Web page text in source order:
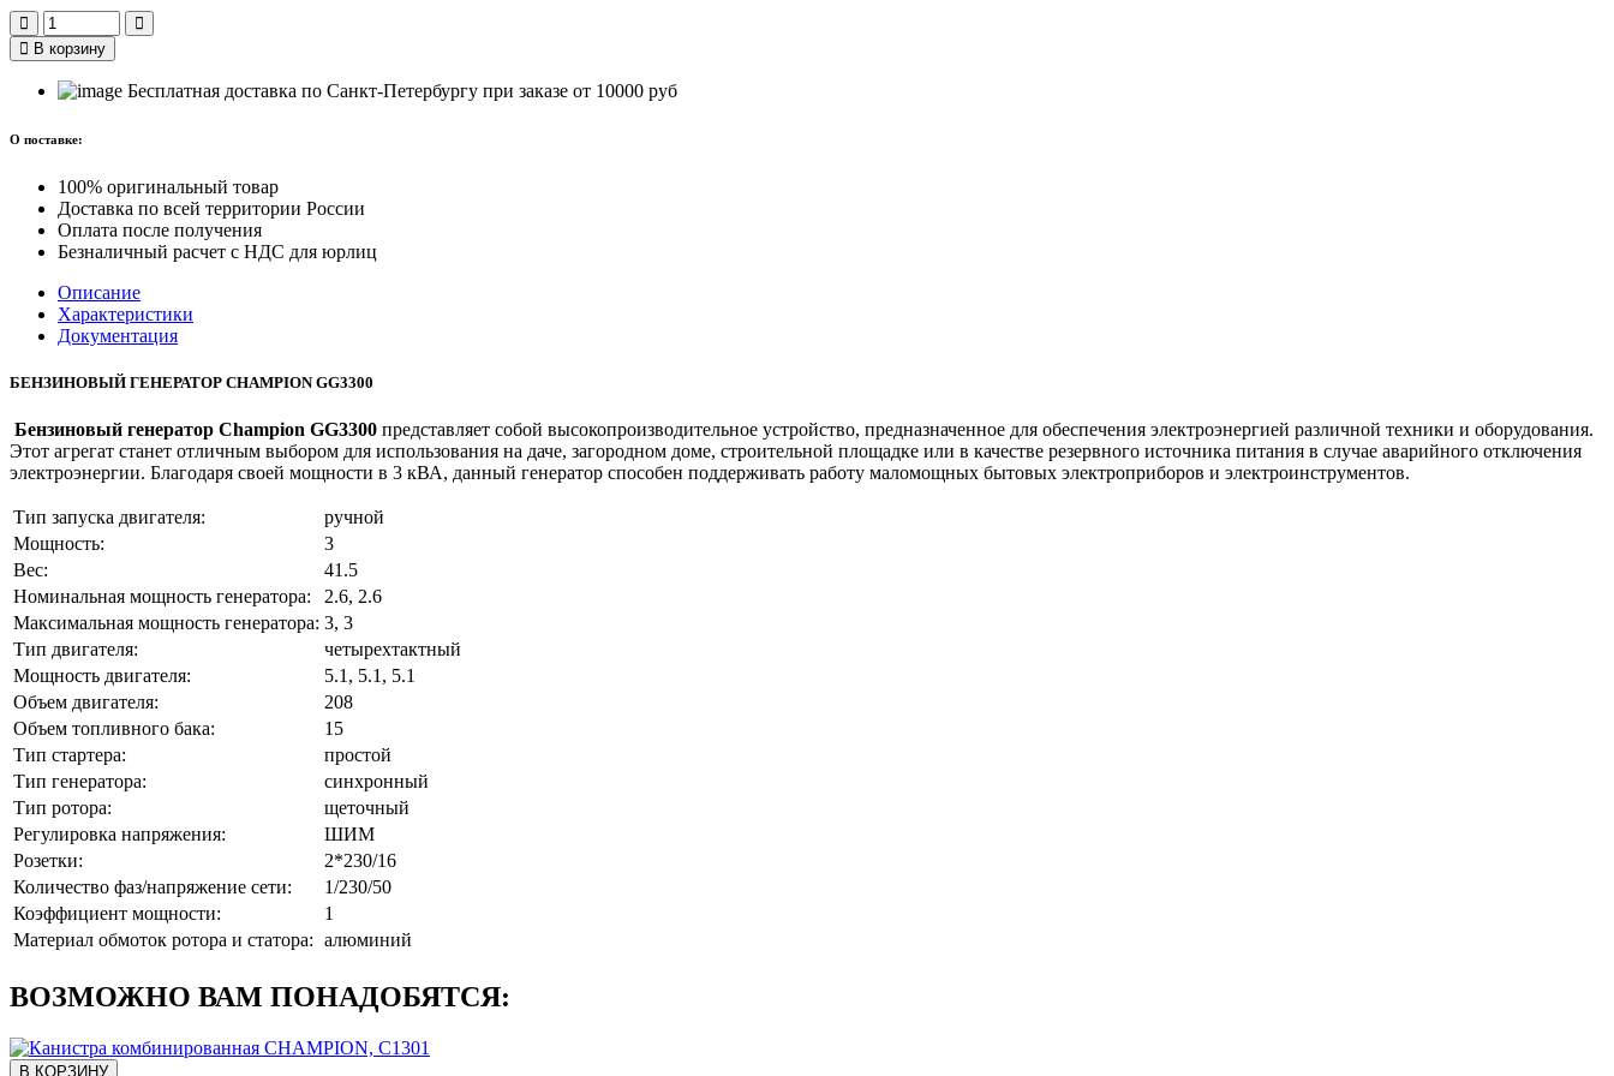
В корзину
Бесплатная доставка по Санкт-Петербургу при заказе от 10000 руб
О поставке:
100% оригинальный товар
Доставка по всей территории России
Оплата после получения
Безналичный расчет с НДС для юрлиц
Описание
Характеристики
Документация
БЕНЗИНОВЫЙ ГЕНЕРАТОР CHAMPION GG3300
Бензиновый генератор Champion GG3300 представляет собой высокопроизводительное устройство, предназначенное для обеспечения электроэнергией различной техники и оборудования.
Этот агрегат станет отличным выбором для использования на даче, загородном доме, строительной площадке или в качестве резервного источника питания в случае аварийного отключения
электроэнергии. Благодаря своей мощности в 3 кВА, данный генератор способен поддерживать работу маломощных бытовых электроприборов и электроинструментов.
Тип запуска двигателя:
ручной
Мощность:
3
Вес:
41.5
Номинальная мощность генератора:
2.6, 2.6
Максимальная мощность генератора: 3, 3
Тип двигателя:
четырехтактный
Мощность двигателя:
5.1, 5.1, 5.1
Объем двигателя:
208
Объем топливного бака:
15
Тип стартера:
простой
Тип генератора:
синхронный
Тип ротора:
щеточный
Регулировка напряжения:
ШИМ
Розетки:
2*230/16
Количество фаз/напряжение сети:
1/230/50
Коэффициент мощности:
1
Материал обмоток ротора и статора: алюминий
ВОЗМОЖНО ВАМ ПОНАДОБЯТСЯ:
В КОРЗИНУ